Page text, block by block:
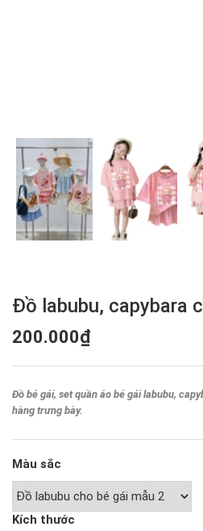
Đồ labubu, capybara
200.000₫
Đồ bé gái, set quần áo bé gái labubu,
hàng trưng bày.
Màu sắc
Kích thước